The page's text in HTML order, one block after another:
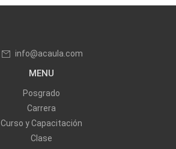
info@acaula.com
MENU
Posgrado
Carrera
Curso y Capacitación
Clase